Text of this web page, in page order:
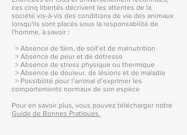
ces cinq libertés décrivent les attentes de la
société vis-à-vis des conditions de vie des animaux
lorsqu'ils sont placés sous la responsabilité de
l'homme, à savoir :
> Absence de faim, de soif et de malnutrition
> Absence de peur et de détresse
> Absence de stress physique ou thermique
> Absence de douleur, de lésions et de maladie
> Possibilité pour l’animal d’exprimer les
comportements normaux de son espèce
Pour en savoir plus, vous pouvez télécharger notre
Guide de Bonnes Pratiques.